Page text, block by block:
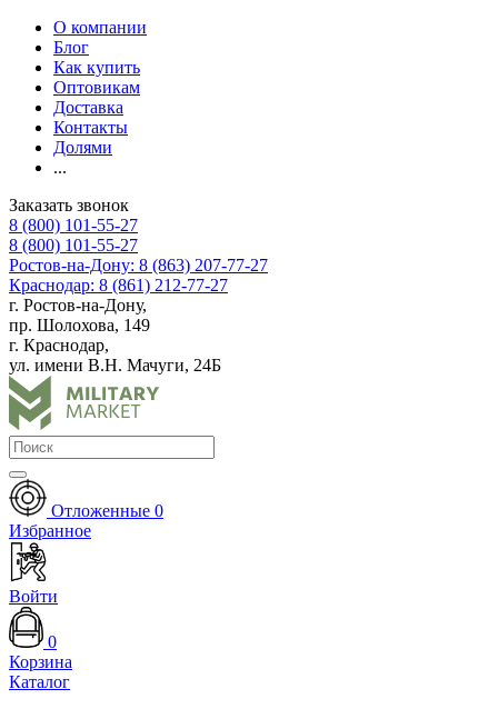
О компании
Блог
Как купить
Оптовикам
Доставка
Контакты
Долями
...
Заказать звонок
8 (800) 101-55-27
8 (800) 101-55-27
Ростов-на-Дону: 8 (863) 207-77-27
Краснодар: 8 (861) 212-77-27
г. Ростов-на-Дону,
пр. Шолохова, 149
г. Краснодар,
ул. имени В.Н. Мачуги, 24Б
Отложенные 0
Избранное
Войти
0
Корзина
Каталог